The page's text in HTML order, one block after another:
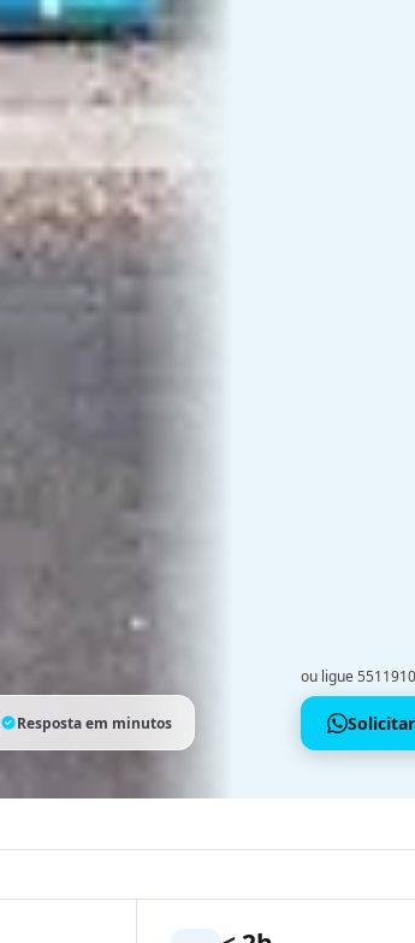
Resposta em minutos
ou ligue